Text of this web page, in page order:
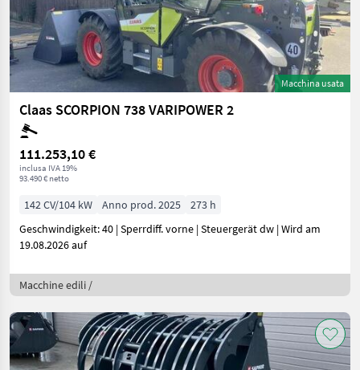
Macchina usata
Claas SCORPION 738 VARIPOWER 2
111.253,10 €
inclusa IVA 19%
93.490 € netto
142 CV/104 kW Anno prod. 2025
273 h
Geschwindigkeit: 40 | Sperrdiff. vorne | Steuergerät dw | Wird am
19.08.2026 auf
Macchine edili /